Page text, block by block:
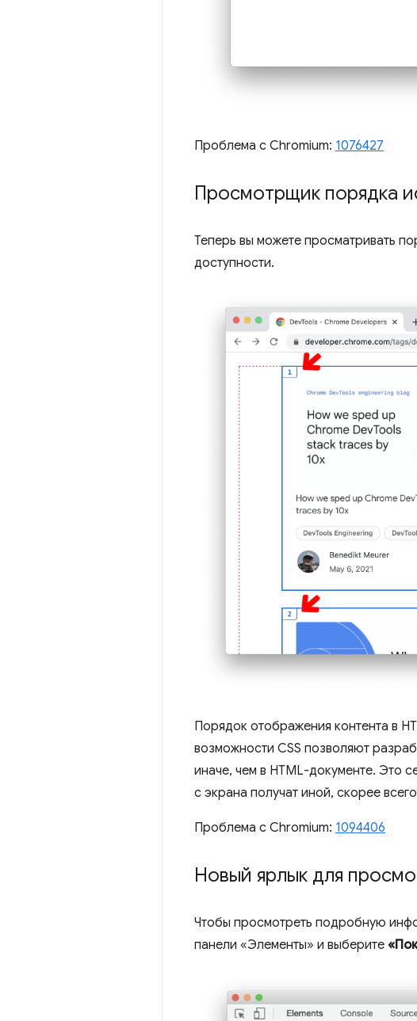
Проблема с Chromium: 1076427
Просмотрщик порядка
Теперь вы можете просматривать
доступности.
Порядок отображения контента в
возможности CSS позволяют
иначе, чем в HTML-документе. Это
с экрана получат иной, скорее
Проблема с Chromium: 1094406
Новый ярлык для
Чтобы просмотреть подробную
панели «Элементы» и выберите